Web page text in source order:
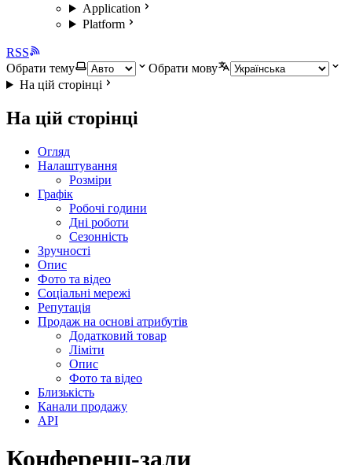
Application
Platform
RSS
Обрати тему
Обрати мову
На цій сторінці
На цій сторінці
Огляд
Налаштування
Розміри
Графік
Робочі години
Дні роботи
Сезонність
Зручності
Опис
Фото та відео
Соціальні мережі
Репутація
Продаж на основі атрибутів
Додатковий товар
Ліміти
Опис
Фото та відео
Близькість
Канали продажу
API
Конференц-зали